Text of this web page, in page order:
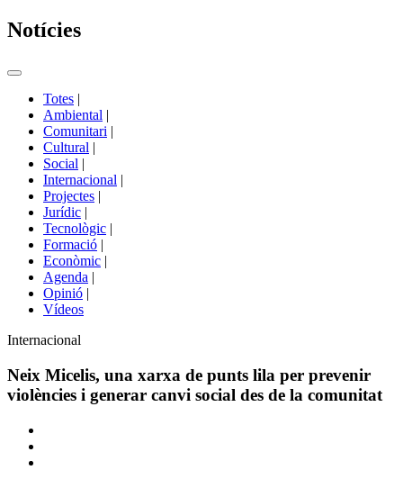
Notícies
Commutador
portals
Totes |
Ambiental |
Comunitari |
Cultural |
Social |
Internacional |
Projectes |
Jurídic |
Tecnològic |
Formació |
Econòmic |
Agenda |
Opinió |
Vídeos
Àmbit
la
notícia
Internacional
Neix Micelis, una xarxa de punts lila per prevenir
violències i generar canvi social des de la comunitat
Comparteix